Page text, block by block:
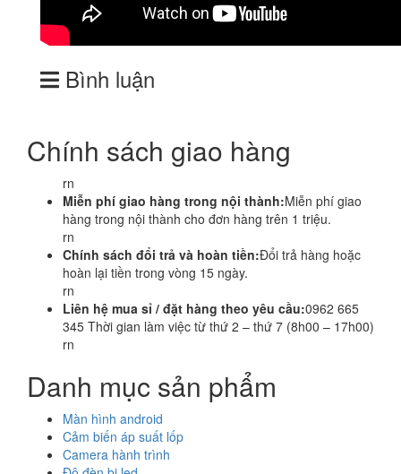
Bình luận
Chính sách giao hàng
rn
Miễn phí giao hàng trong nội thành:Miễn phí giao
hàng trong nội thành cho đơn hàng trên 1 triệu.
rn
Chính sách đổi trả và hoàn tiền:Đổi trả hàng hoặc
hoàn lại tiền trong vòng 15 ngày.
rn
Liên hệ mua sỉ / đặt hàng theo yêu cầu:0962 665
345 Thời gian làm việc từ thứ 2 – thứ 7 (8h00 – 17h00)
rn
Danh mục sản phẩm
Màn hình android
Cảm biến áp suất lốp
Camera hành trình